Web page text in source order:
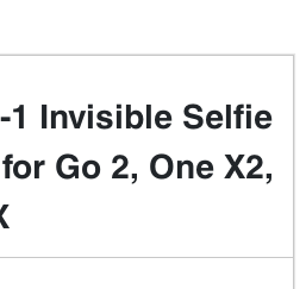
1 Invisible Selfie
Go 2, One X2,